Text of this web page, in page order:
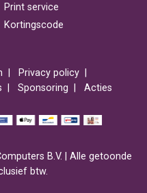
Print service
Kortingscode
Privacy policy
Sponsoring Acties
B.V. | Alle getoonde
btw.